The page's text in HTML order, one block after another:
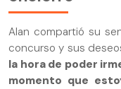
Alan compartió su
concurso y sus
la hora de poder
momento que